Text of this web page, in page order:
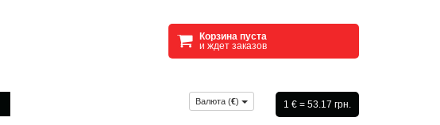
Корзина пуста
и ждет заказов
Валюта (€) 1 € = 53.17 грн.